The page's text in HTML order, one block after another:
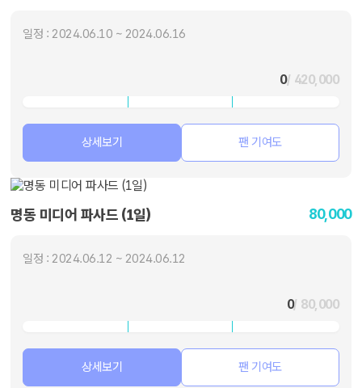
일정 : 2024.06.10 ~ 2024.06.16
0/ 420,000
상세보기 팬 기여도
명동 미디어 파사드 (1일) 80,000
일정 : 2024.06.12 ~ 2024.06.12
0/ 80,000
상세보기 팬 기여도